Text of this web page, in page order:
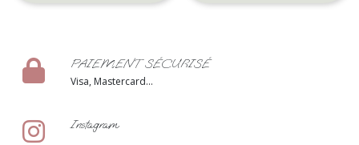
PAIEMENT SÉCURISÉ
Visa, Mastercard...
Instagram